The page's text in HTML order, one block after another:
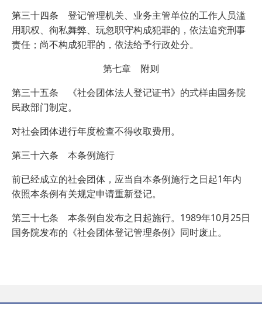
第三十四条 登记管理机关、业务主管单位的工作人员滥
用职权、徇私舞弊、玩忽职守构成犯罪的，依法追究刑事
责任；尚不构成犯罪的，依法给予行政处分。
第七章 附则
第三十五条 《社会团体法人登记证书》的式样由国务院
民政部门制定。
对社会团体进行年度检查不得收取费用。
第三十六条 本条例施行
前已经成立的社会团体，应当自本条例施行之日起1年内
依照本条例有关规定申请重新登记。
第三十七条 本条例自发布之日起施行。1989年10月25日
国务院发布的《社会团体登记管理条例》同时废止。